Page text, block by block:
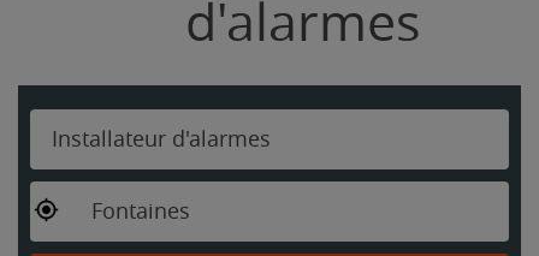
d'alarmes
Installateur d'alarmes
Fontaines